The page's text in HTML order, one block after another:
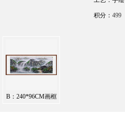
积分： 499
B：240*96CM画框